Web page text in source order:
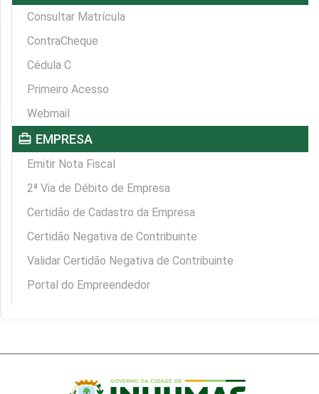
Consultar Matrícula
ContraCheque
Cédula C
Primeiro Acesso
Webmail
card_travel EMPRESA
Emitir Nota Fiscal
2ª Via de Débito de Empresa
Certidão de Cadastro da Empresa
Certidão Negativa de Contribuinte
Validar Certidão Negativa de Contribuinte
Portal do Empreendedor